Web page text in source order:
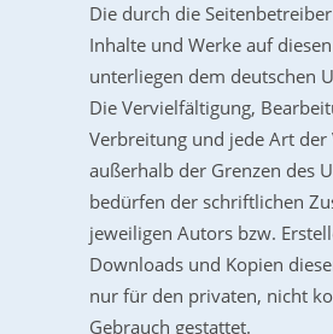
Die durch die
Inhalte und Werke auf
unterliegen dem deutschen
Die Vervielfältigung,
Verbreitung und jede Art der
außerhalb der Grenzen des
bedürfen der schriftlichen
jeweiligen Autors bzw.
Downloads und Kopien
nur für den privaten, nicht
Gebrauch gestattet.